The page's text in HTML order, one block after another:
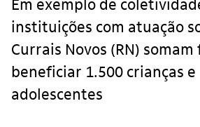
Em exemplo de
instituições com atuação
Currais Novos (RN)
beneficiar 1.500 crianças e
adolescentes